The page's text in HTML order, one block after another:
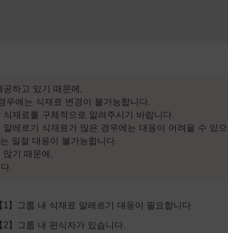
하고 있기 때문에,
우에는 식재료 변경이 불가능합니다.
재료를 구체적으로 알려주시기 바랍니다.
레르기 식재료가 많은 경우에는 대응이 어려울 수 있
일절 대응이 불가능합니다.
않기 때문에,
.
】그룹 내 식재료 알레르기 대응이 필요합니다.
】그룹 내 편식자가 있습니다.